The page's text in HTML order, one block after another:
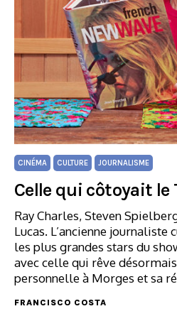
CINÉMA CULTURE JOURNALISME
Celle qui côtoyait le
Ray Charles, Steven
Lucas. L’ancienne
les plus grandes stars du
avec celle qui rêve
personnelle à Morges et sa
FRANCISCO COSTA